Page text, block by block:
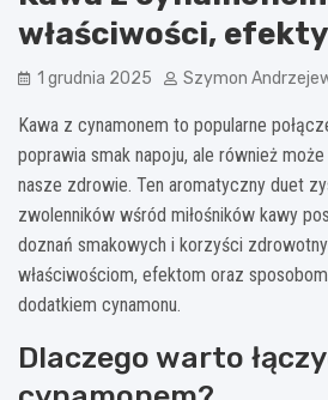
właściwości,
1 grudnia 2025 Szymon
Kawa z cynamonem to popularne
poprawia smak napoju, ale również
nasze zdrowie. Ten aromatyczny duet
zwolenników wśród miłośników kawy
doznań smakowych i korzyści
właściwościom, efektom oraz
dodatkiem cynamonu.
Dlaczego warto